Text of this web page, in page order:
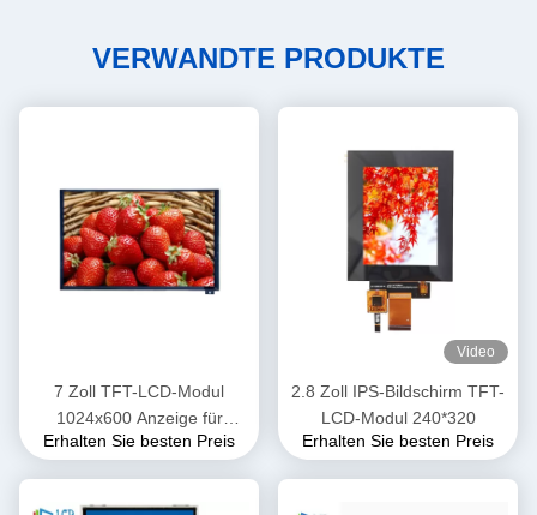
VERWANDTE PRODUKTE
7 Zoll TFT-LCD-Modul
1024x600 Anzeige für
Automotive mit CPT Touch
Erhalten Sie besten Preis
Video
2.8 Zoll IPS-Bildschirm TFT-
LCD-Modul 240*320
Erhalten Sie besten Preis